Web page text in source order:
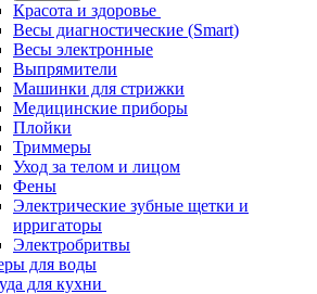
Красота и здоровье
Весы диагностические (Smart)
Весы электронные
Выпрямители
Машинки для стрижки
Медицинские приборы
Плойки
Триммеры
Уход за телом и лицом
Фены
Электрические зубные щетки и
ирригаторы
Электробритвы
для воды
для кухни